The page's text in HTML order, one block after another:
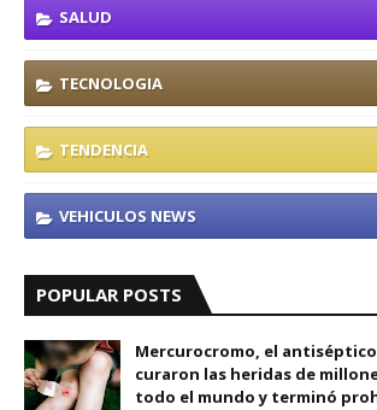
SALUD
TECNOLOGIA
TENDENCIA
VEHICULOS NEWS
POPULAR POSTS
Mercurocromo, el
curaron las heridas de
todo el mundo y terminó